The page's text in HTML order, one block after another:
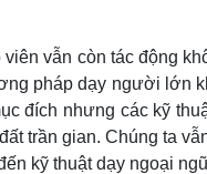
vẫn còn tác động
pháp dạy người lớn
đích nhưng các kỹ
trần gian. Chúng ta
kỹ thuật dạy ngoại